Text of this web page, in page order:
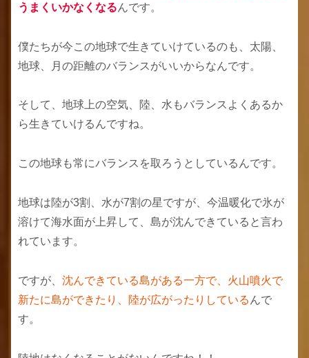
うまくいかなくなるんです。
僕たちが今この地球で生きていけているのも、太陽、
地球、月の距離のバランスがいいからなんです。
そして、地球上の空気、陸、水もバランスよくあるか
ら生きていけるんですね。
この地球も常にバランスを取ろうとしているんです。
地球は陸が3割、水が7割の星ですが、今温暖化で氷が
溶けて海水面が上昇して、島が沈んできていると言わ
れています。
ですが、 沈んできている島がある一方で、火山噴火で
新たに島ができたり、陸が広がったりしている んで
す。